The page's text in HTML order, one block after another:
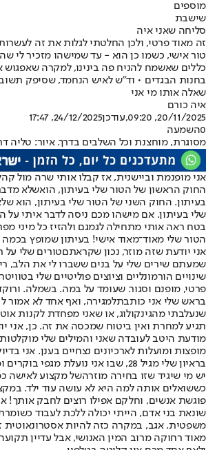
מוספים
שישבת
סליחה שאני איה
זה מאוד פרטי, ולכן החלטתי לגלות את זה
טור אישי, כשמו כן הוא - עד שמישהו מזכיר לי
כללים שאשמח להניח פה בינינו, למקרה
בחנות הבגדים • וד"ש לאיש הנחמד, שסיפק
שאלה אותו מי אני
איה כורם
20/11/2025, 09:20
,עודכן24/12/2025, 17:47
0השמעה
מסוגרת, מוחצנת וכל השלבים בדרך. איור: טליה
אני מופנמת וביישנית, אז קבלו אותי שרה מול
החוק הראשון של הטור שלי בעיתון, הואשלא
בעיתון. החוק השני של הטור שלי בעיתון, הוא
שלי בעיתון. אם מישהו מכם ניסה לדבר איתי על
בטח ראה אותי מתחילה לגמגם ולהזיז כל מיני
הטור שלי מאוד־מאוד אישי! בעיתון שמופץ
אני יודעת שזה מוזר, נכון שקראתםטורים שלי על
שמעתם שירים שלי על בנים ששברו לי את הלב,
שינויים הורמונליים וציוצים פוליטיים שלי
פרטי, מופנם וסגור. שעומד על במה. בשמלה.
בראש שלי אני כותבתלמגירה, ואף אחד לא אמור
שנעלבתי מהגינקולוג, או שאני מפחדת לקנות
תגיע למחרת ואין ביטוח שמכסה את זה. כן, אני
מודעת היטב לעובדה שאני והמילים שלי
מופצות ומועלות לארכיונים נצחיים בענן. אני
בראיון שלי מגיל 28, שבו אני נועלת מגפי בוקרים ומסופרת כמו ששי קשת.
יש מי שיגיד שזו בחירה מוזרהשל מקצוע לאישה
כששואלים אותה למה היא לא עושה עוד ילד.
פוגשת אנשים, וחלקם אפילו רוצים לחבק אותך!
שונאת בני אדם, הייתי יכולה ללכת לעבוד
משפטית. אגב, במקרה כזה להיות אסטרונאוטית
מאוד רחוקה מרוב המין האנושי, אבל עדיין